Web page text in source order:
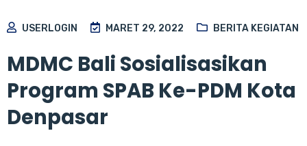
USERLOGIN MARET 29, 2022 BERITA KEGIATAN
MDMC Bali Sosialisasikan
Program SPAB Ke-PDM Kota
Denpasar